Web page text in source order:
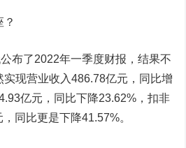
了2022年一季度财报，结果不
现营业收入486.78亿元，同比增
亿元，同比下降23.62%，扣非
同比更是下降41.57%。